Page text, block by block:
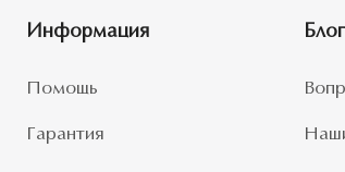
Информация
Помощь
Гарантия
Блог